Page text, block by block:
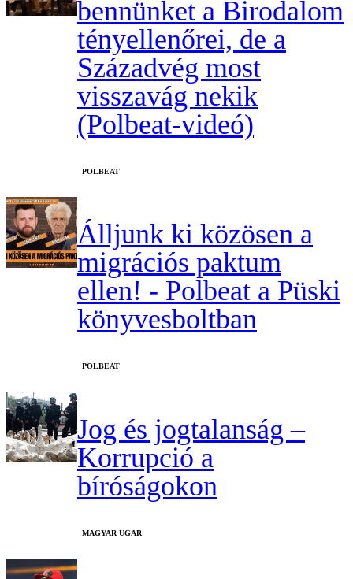
bennünket a Birodalom
tényellenőrei, de a
Századvég most
visszavág nekik
(Polbeat-videó)
‎POLBEAT
Álljunk ki közösen a
migrációs paktum
ellen! - Polbeat a Püski
könyvesboltban
‎POLBEAT
Jog és jogtalanság –
Korrupció a
bíróságokon
MAGYAR UGAR